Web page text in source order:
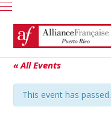
« All Events
This event has passed.